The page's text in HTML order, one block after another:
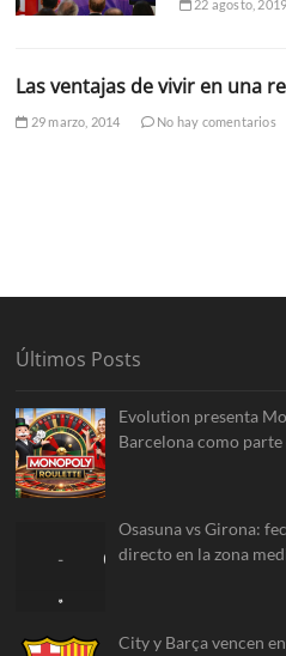
22 agosto, 2019
Las ventajas de vivir en una
29 marzo, 2014 No hay comentarios
Últimos Posts
Evolution presenta
Barcelona como
Osasuna vs Girona:
directo en la zona
City y Barça vencen